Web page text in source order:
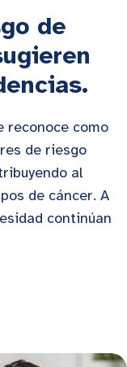
de
reconoce como
de riesgo
al
de cáncer. A
continúan